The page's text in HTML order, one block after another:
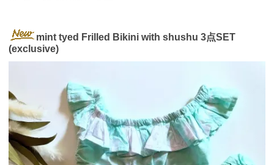
mint tyed Frilled Bikini with shushu 3点SET
(exclusive)